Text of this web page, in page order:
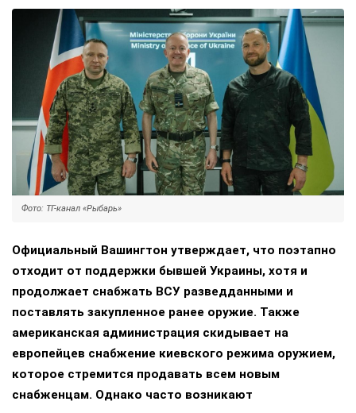
Фото: ТГ-канал «Рыбарь»
Официальный Вашингтон утверждает, что поэтапно
отходит от поддержки бывшей Украины, хотя и
продолжает снабжать ВСУ разведданными и
поставлять закупленное ранее оружие. Также
американская администрация скидывает на
европейцев снабжение киевского режима оружием,
которое стремится продавать всем новым
снабженцам. Однако часто возникают